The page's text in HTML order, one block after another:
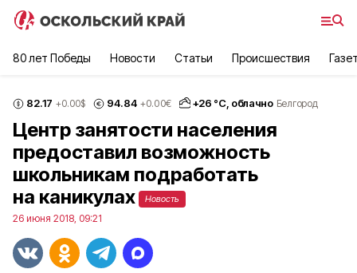
80 лет Победы Новости Статьи Происшествия
82.17 +0.00$ 94.84 +0.00€ +26 °С, облачно Белгород
Центр занятости населения
предоставил возможность
школьникам подработать
на каникулах
Новость
26 июня 2018, 09:21